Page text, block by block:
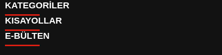
KATEGORİLER
YAZARLAR
PUAN DURUMU
KISAYOLLAR
KAYIT OL
E-BÜLTEN